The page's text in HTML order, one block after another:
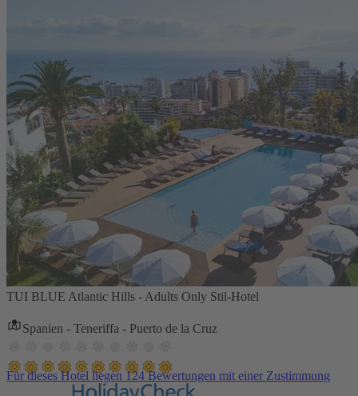
TUI BLUE Atlantic Hills - Adults Only Stil-Hotel
Spanien - Teneriffa - Puerto de la Cruz
Für dieses Hotel liegen 124 Bewertungen mit einer Zustimmung